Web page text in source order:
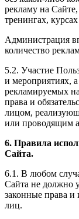
рекламу на
тренингах,
Администрация
количество
5.2. Участие
и мероприятиях,
рекламируемых
права и
лицом,
или проводящим
6. Правила
Сайта.
6.1. В любом
Сайта не должно
законные права
лиц.